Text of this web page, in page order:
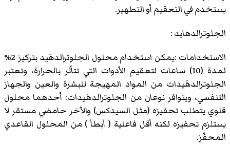
يستخدم في التعقيم أو التطهير.
الجلوترالدهايد :
الاستخدامات :يمكن استخدام محلول الجلوترالدهَيد بتركيز 2%
لمدة (10) ساعات لتعقيم الأدوات التي تتأثر بالحرارة، وتعتبر
الجلوترالدهَيدات من المواد المهيجة للبشرة والعين والجهاز
التنفسي، ويتوافر نوعان من الجلوترالدهَيدات: أحدهما محلول
قلوي يتطلب تحفيزه (مثل السيدكس) والآخر حامضي مستقر لا
يستلزم تحفيزه لكنه أقل فاعلية ( أبطأ ) من المحلول القاعدي
المحفّز.